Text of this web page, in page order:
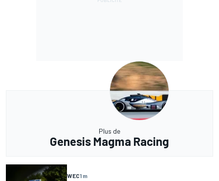
Plus de
Genesis Magma Racing
WEC1 m